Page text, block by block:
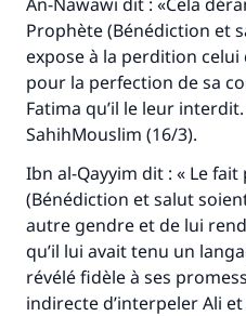
Prophète (Bénédiction et
expose à la perdition celui
pour la perfection de sa
Fatima qu’il le leur
SahihMouslim (16/3).
Ibn al-Qayyim dit : « Le
(Bénédiction et salut
autre gendre et de lui
qu’il lui avait tenu un
révélé fidèle à ses
indirecte d’interpeler Ali